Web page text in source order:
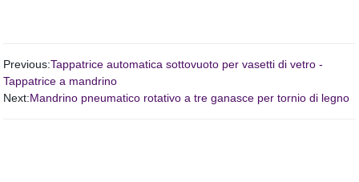
Previous:Tappatrice automatica sottovuoto per vasetti di vetro -
Tappatrice a mandrino
Next:Mandrino pneumatico rotativo a tre ganasce per tornio di legno